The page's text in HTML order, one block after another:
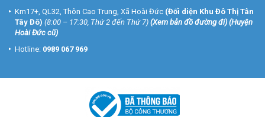
Km17+, QL32, Thôn Cao Trung, Xã Hoài Đức (Đối diện Khu Đô Thị Tân
Tây Đô) (8:00 – 17:30, Thứ 2 đến Thứ 7) (Xem bản đồ đường đi) (Huyện
Hoài Đức cũ)
Hotline: 0989 067 969